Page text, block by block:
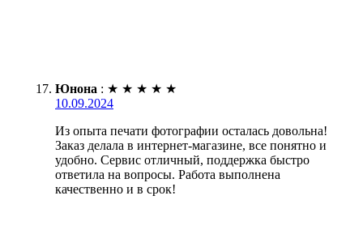
Юнона : ★ ★ ★ ★ ★
10.09.2024
Из опыта печати фотографии осталась довольна!
Заказ делала в интернет-магазине, все понятно и
удобно. Сервис отличный, поддержка быстро
ответила на вопросы. Работа выполнена
качественно и в срок!